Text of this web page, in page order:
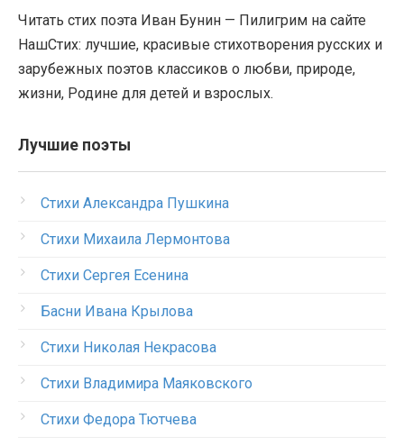
Читать стих поэта Иван Бунин — Пилигрим на сайте
НашСтих: лучшие, красивые стихотворения русских и
зарубежных поэтов классиков о любви, природе,
жизни, Родине для детей и взрослых.
Лучшие поэты
Стихи Александра Пушкина
Стихи Михаила Лермонтова
Стихи Сергея Есенина
Басни Ивана Крылова
Стихи Николая Некрасова
Стихи Владимира Маяковского
Стихи Федора Тютчева